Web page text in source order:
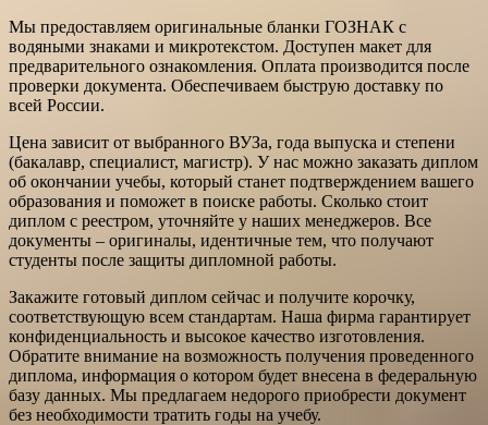
Мы предоставляем оригинальные бланки ГОЗНАК с
водяными знаками и микротекстом. Доступен макет для
предварительного ознакомления. Оплата производится после
проверки документа. Обеспечиваем быструю доставку по
всей России.
Цена зависит от выбранного ВУЗа, года выпуска и степени
(бакалавр, специалист, магистр). У нас можно заказать диплом
об окончании учебы, который станет подтверждением вашего
образования и поможет в поиске работы. Сколько стоит
диплом с реестром, уточняйте у наших менеджеров. Все
документы – оригиналы, идентичные тем, что получают
студенты после защиты дипломной работы.
Закажите готовый диплом сейчас и получите корочку,
соответствующую всем стандартам. Наша фирма гарантирует
конфиденциальность и высокое качество изготовления.
Обратите внимание на возможность получения проведенного
диплома, информация о котором будет внесена в федеральную
базу данных. Мы предлагаем недорого приобрести документ
без необходимости тратить годы на учебу.